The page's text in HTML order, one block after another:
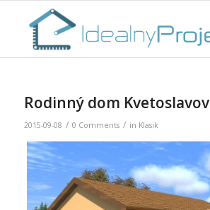
Rodinný dom Kvetoslavov
2015-09-08 / 0 Comments / in Klasik